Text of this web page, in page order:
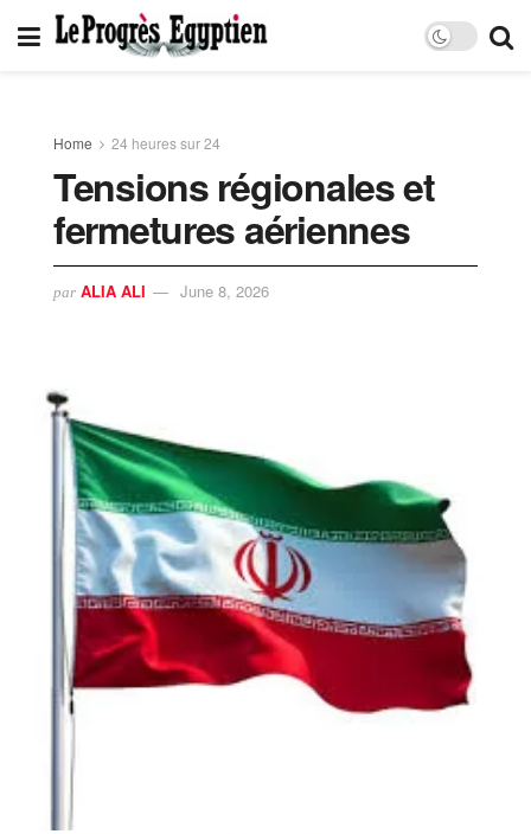
Home 24 heures sur 24
Tensions régionales et
fermetures aériennes
par ALIA ALI June 8, 2026